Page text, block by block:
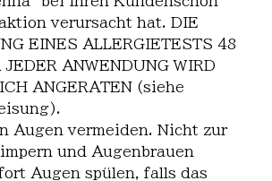
verursacht hat. DIE
EINES ALLERGIETESTS 48
JEDER ANWENDUNG WIRD
ANGERATEN (siehe
Augen vermeiden. Nicht zur
und Augenbrauen
Augen spülen, falls das